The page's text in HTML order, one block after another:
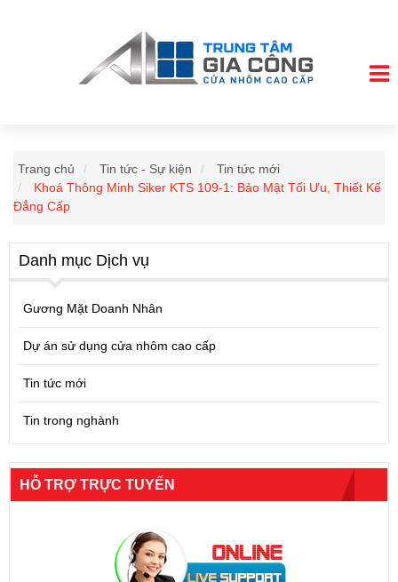
Trang chủ Tin tức - Sự kiện
Tin tức mới
Khoá Thông Minh Siker KTS 109-1: Bảo Mật Tối Ưu, Thiết Kế
Đẳng Cấp
Danh mục Dịch vụ
Gương Mặt Doanh Nhân
Dự án sử dụng cửa nhôm cao cấp
Tin tức mới
Tin trong nghành
HỖ TRỢ TRỰC TUYẾN